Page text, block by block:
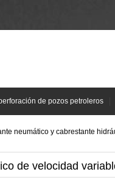
de pozos petroleros
neumático y cabrestante
de velocidad